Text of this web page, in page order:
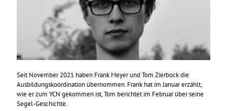
Seit November 2021 haben Frank Meyer und Tom Zierbock die
Ausbildungskoordination übernommen. Frank hat im Januar erzählt,
wie er zum YCN gekommen ist, Tom berichtet im Februar über seine
Segel-Geschichte.